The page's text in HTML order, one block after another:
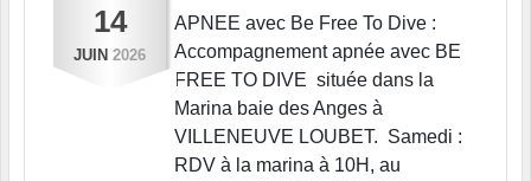
14
JUIN 2026
APNEE avec Be Free To Dive :
Accompagnement apnée avec BE
FREE TO DIVE située dans la
Marina baie des Anges à
VILLENEUVE LOUBET. Samedi :
RDV à la marina à 10H, au